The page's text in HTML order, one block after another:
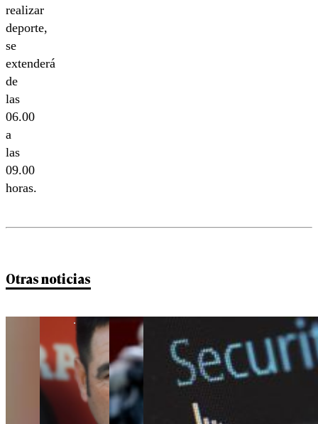
realizar
deporte,
se
extenderá
de
las
06.00
a
las
09.00
horas.
Otras noticias